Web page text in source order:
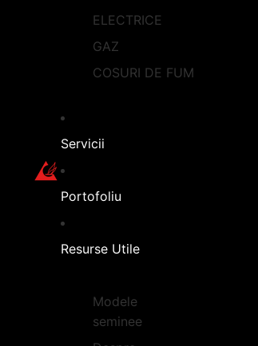
ELECTRICE
GAZ
COSURI DE FUM
Servicii
Portofoliu
Resurse Utile
Modele
seminee